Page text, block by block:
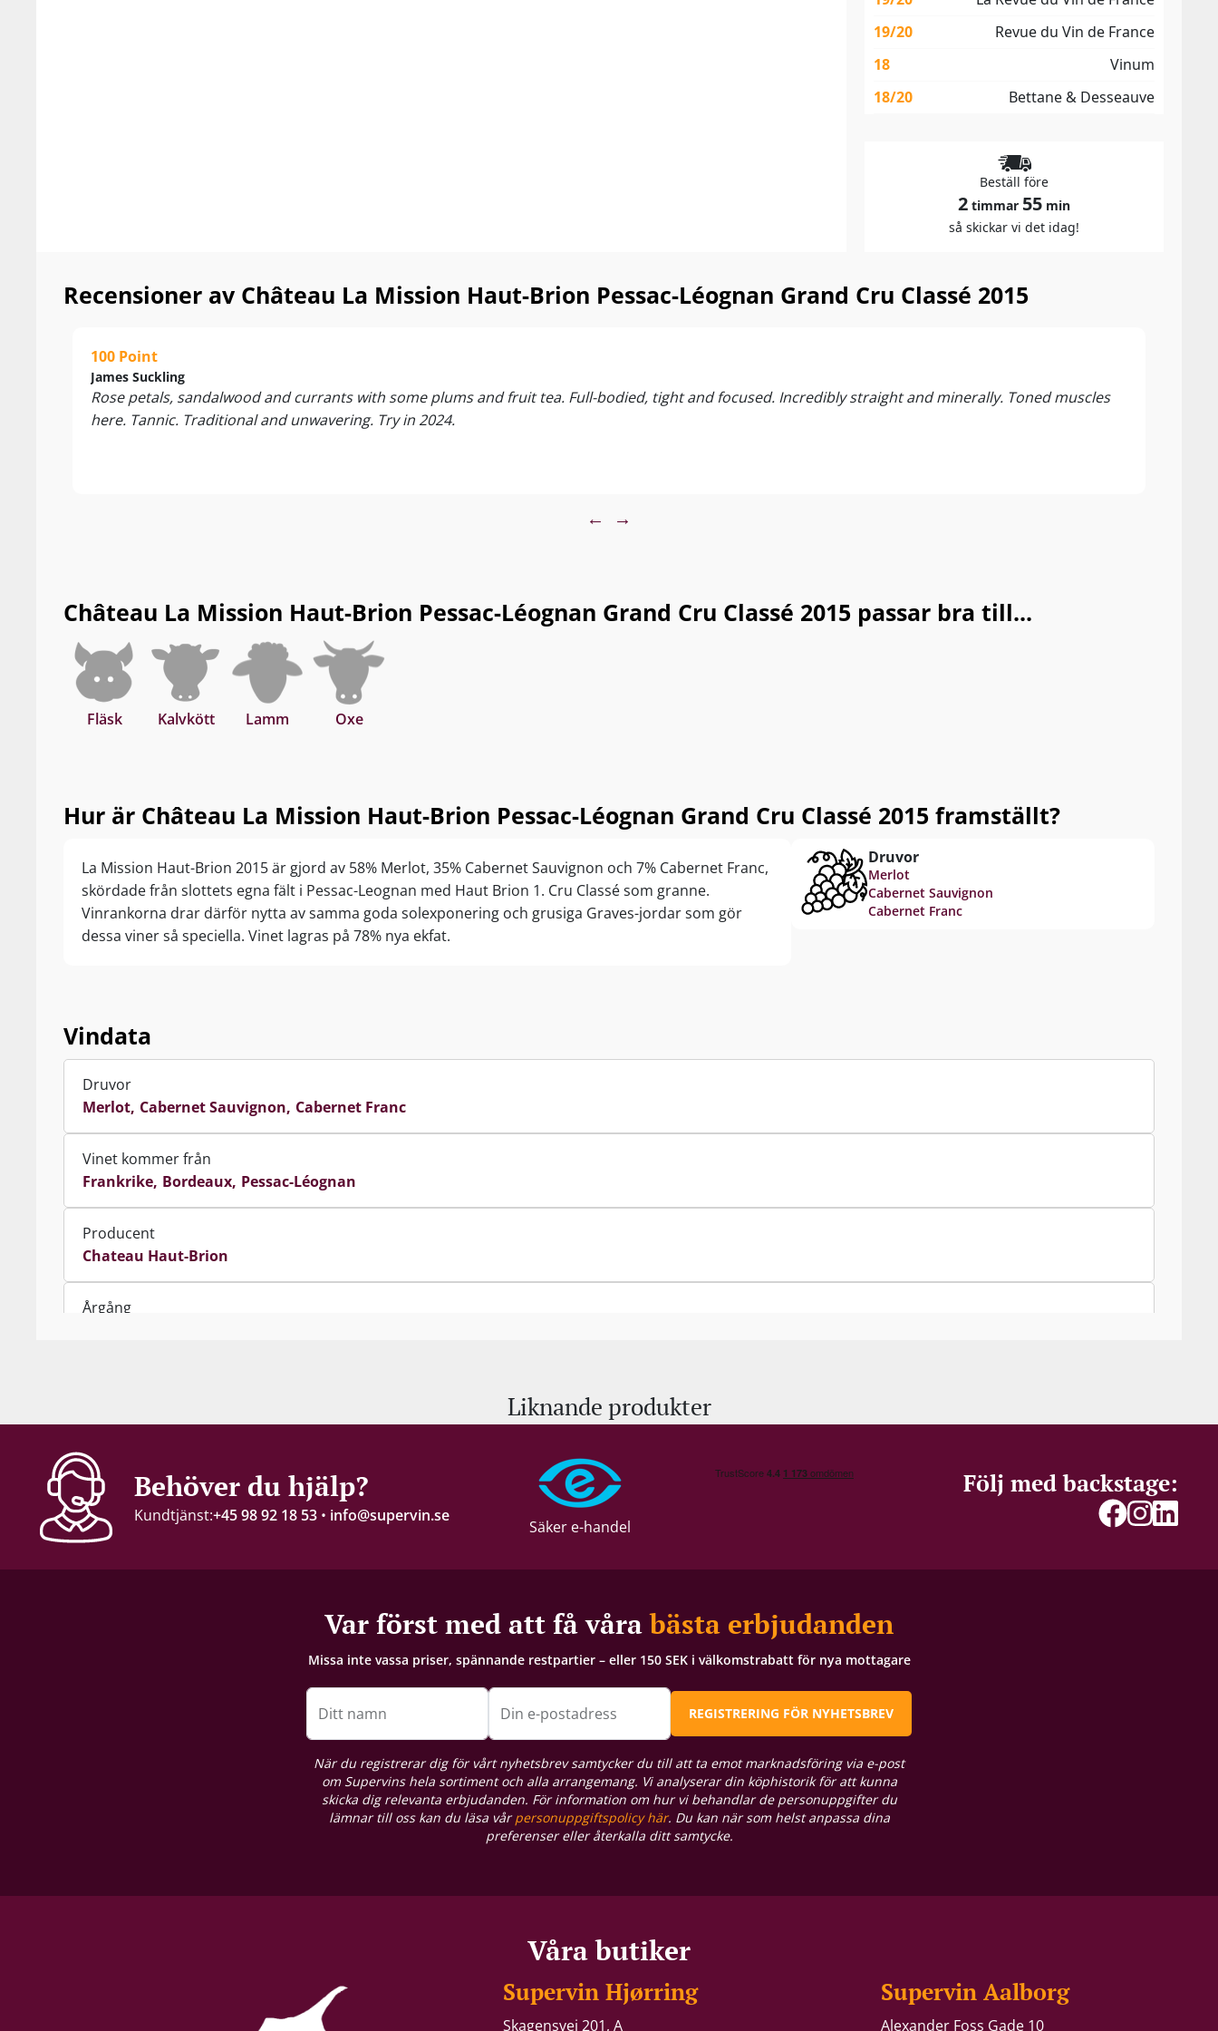
19/20
Revue du Vin de France
18
Vinum
18/20
Bettane & Desseauve
Beställ före
2 timmar 55 min
så skickar vi det idag!
Recensioner av Château La Mission Haut-Brion Pessac-Léognan Grand Cru Classé 2015
100 Point
James Suckling
Rose petals, sandalwood and currants with some plums and fruit tea. Full-bodied, tight and focused. Incredibly straight and minerally. Toned muscles
here. Tannic. Traditional and unwavering. Try in 2024.
← →
Château La Mission Haut-Brion Pessac-Léognan Grand Cru Classé 2015 passar bra till...
Fläsk Kalvkött Lamm Oxe
Hur är Château La Mission Haut-Brion Pessac-Léognan Grand Cru Classé 2015 framställt?
La Mission Haut-Brion 2015 är gjord av 58% Merlot, 35% Cabernet Sauvignon och 7% Cabernet Franc,
skördade från slottets egna fält i Pessac-Leognan med Haut Brion 1. Cru Classé som granne.
Vinrankorna drar därför nytta av samma goda solexponering och grusiga Graves-jordar som gör
dessa viner så speciella. Vinet lagras på 78% nya ekfat.
Druvor
Merlot
Cabernet Sauvignon
Cabernet Franc
Vindata
Druvor
Merlot Cabernet Sauvignon Cabernet Franc
Vinet kommer från
Frankrike Bordeaux Pessac-Léognan
Producent
Chateau Haut-Brion
Årgång
Alkohol-%
15 %
Servering
Liknande produkter
Behöver du hjälp?
Kundtjänst:+45 98 92 18 53 • info@supervin.se
Säker e-handel
Följ med backstage:
Var först med att få vårabästa erbjudanden
Missa inte vassa priser, spännande restpartier – eller 150 SEK i välkomstrabatt för nya mottagare
Ditt namn Din e-postadress REGISTRERING FÖR NYHETSBREV
När du registrerar dig för vårt nyhetsbrev samtycker du till att ta emot marknadsföring via e-post
om Supervins hela sortiment och alla arrangemang. Vi analyserar din köphistorik för att kunna
skicka dig relevanta erbjudanden. För information om hur vi behandlar de personuppgifter du
lämnar till oss kan du läsa vårpersonuppgiftspolicy här. Du kan när som helst anpassa dina
preferenser eller återkalla ditt samtycke.
Våra butiker
Supervin Hjørring
Skagensvej 201, A
Supervin Aalborg
Alexander Foss Gade 10